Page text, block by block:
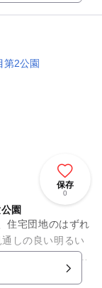
保存
0
園
住宅団地のはずれ
しの良い明るい